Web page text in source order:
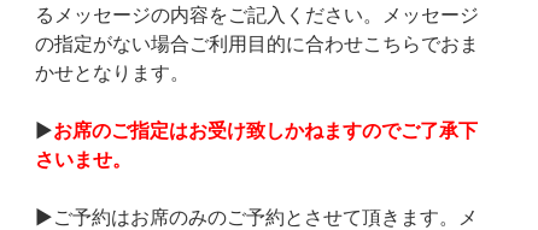
るメッセージの内容をご記入ください。メッセージ
の指定がない場合ご利用目的に合わせこちらでおま
かせとなります。
▶お席のご指定はお受け致しかねますのでご了承下
さいませ。
▶ご予約はお席のみのご予約とさせて頂きます。メ